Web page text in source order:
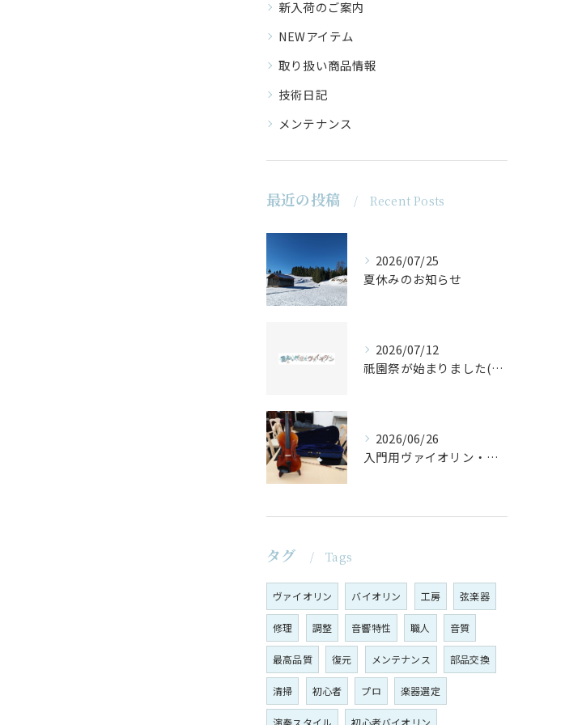
新入荷のご案内
NEWアイテム
取り扱い商品情報
技術日記
メンテナンス
最近の投稿 Recent Posts
2026/07/25
夏休みのお知らせ
2026/07/12
祇園祭が始まりました(^^♪
2026/06/26
入門用ヴァイオリン・セットの仕上げ♪
タグ Tags
ヴァイオリン バイオリン 工房 弦楽器
修理 調整 音響特性 職人 音質
最高品質 復元 メンテナンス 部品交換
清掃 初心者 プロ 楽器選定
演奏スタイル 初心者バイオリン